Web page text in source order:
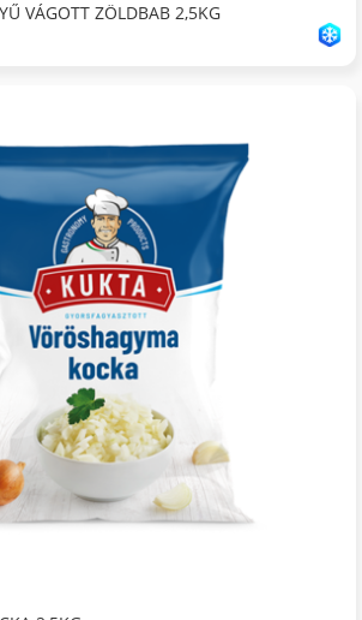
VÁGOTT ZÖLDBAB 2,5KG